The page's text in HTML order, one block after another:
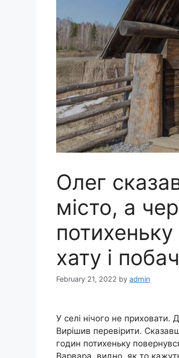
Олег
місто, а
хату і
February 21, 2022 by admin
У селі нічого не
Вирішив перевірити.
годин потихеньку